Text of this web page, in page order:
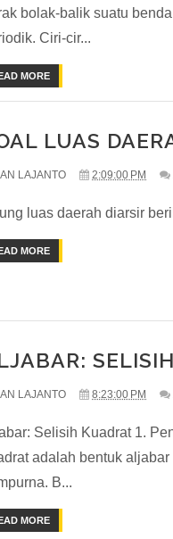
bolak-balik suatu
Ciri-cir...
MORE
LUAS
LAJANTO 2:09:00 PM
luas daerah
MORE
LAJANTO 8:23:00 PM
Selisih Kuadrat 1.
adalah bentuk
B...
MORE